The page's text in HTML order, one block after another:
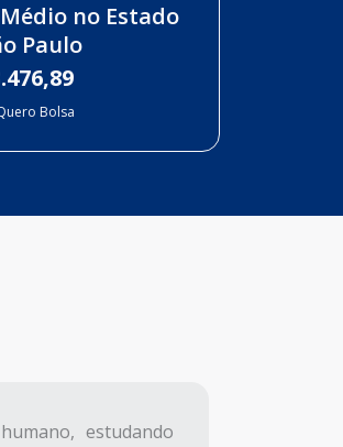
no Estado
Paulo
Bolsa
estudando